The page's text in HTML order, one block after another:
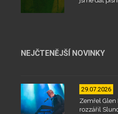
NEJČTENĚJŠÍ NOVINKY
29.07.2026
Zemřel Glen
rozzářil